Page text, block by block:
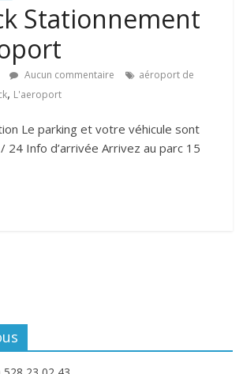
Stationnement
Aucun commentaire
aéroport de
, L'aeroport
Le parking et votre véhicule sont
24 Info d’arrivée Arrivez au parc 15